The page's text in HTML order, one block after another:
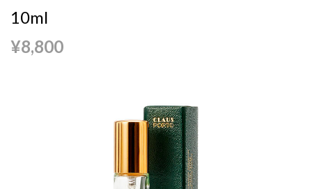
10ml
¥8,800